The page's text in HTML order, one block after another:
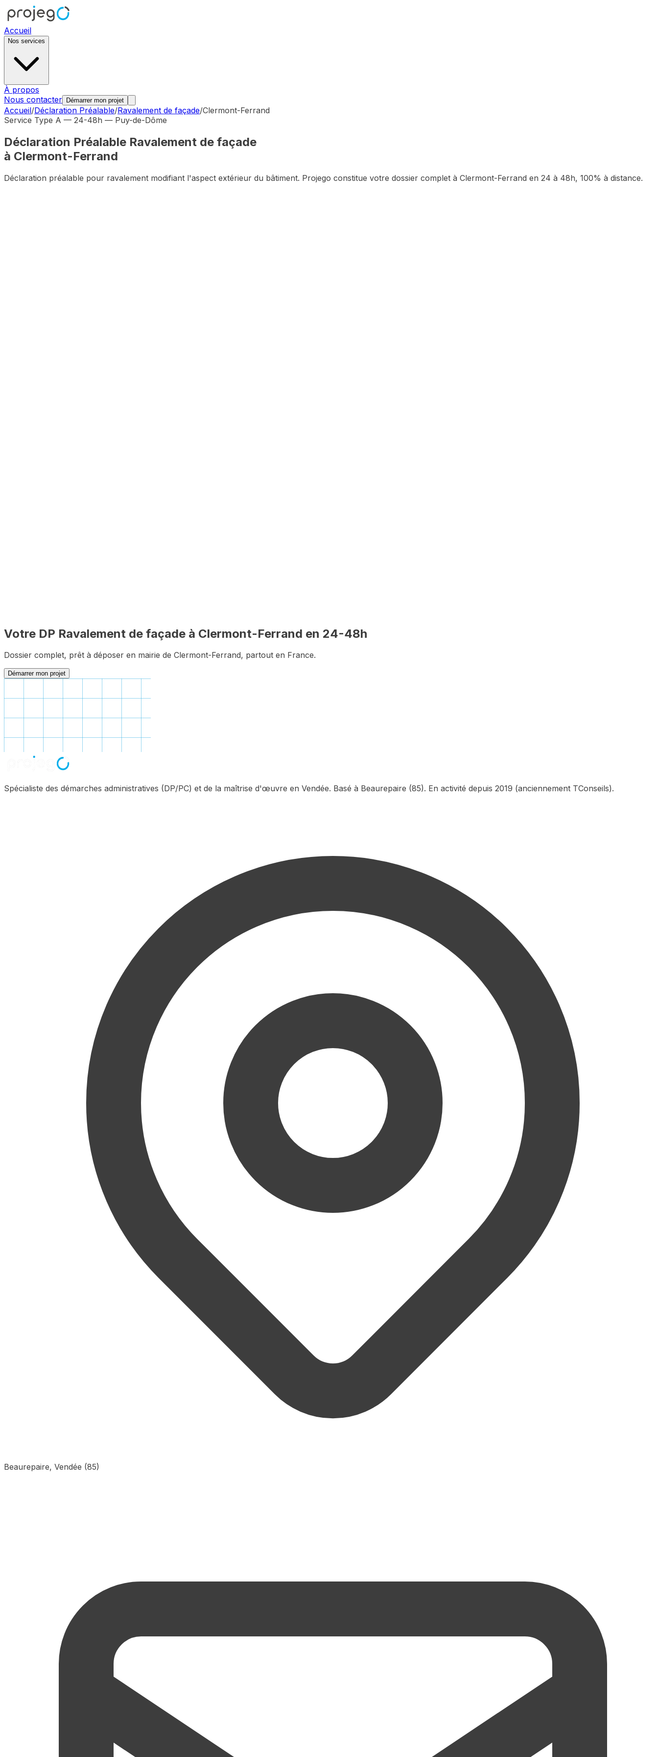
Accueil
Nos services
À propos
Nous contacter
Démarrer mon projet
Accueil/Déclaration Préalable/Ravalement de façade/Clermont-Ferrand
Service Type A — 24-48h — Puy-de-Dôme
Déclaration Préalable Ravalement de façade
à Clermont-Ferrand
Déclaration préalable pour ravalement modifiant l'aspect extérieur du bâtiment. Projego constitue votre dossier complet à Clermont-Ferrand en 24 à 48h, 100% à distance.
Votre DP Ravalement de façade à Clermont-Ferrand en 24-48h
Dossier complet, prêt à déposer en mairie de Clermont-Ferrand, partout en France.
Démarrer mon projet
Spécialiste des démarches administratives (DP/PC) et de la maîtrise d'œuvre en Vendée. Basé à Beaurepaire (85). En activité depuis 2019 (anciennement TConseils).
Beaurepaire, Vendée (85)